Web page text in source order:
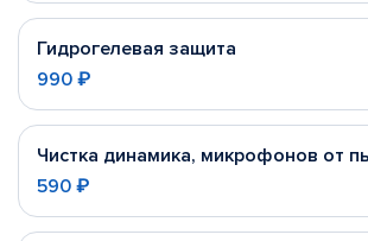
Гидрогелевая защита
990 ₽
Чистка динамика, микрофонов от
590 ₽